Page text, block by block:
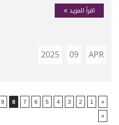
اقرأ المزيد
APR
09
2025
«
1
2
3
4
5
6
7
8
9
»